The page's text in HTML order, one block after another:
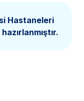
Hastaneleri